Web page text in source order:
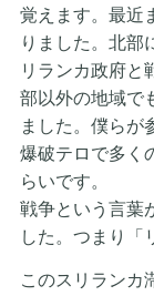
覚えます。最近
りました。北部
リランカ政府と
部以外の地域で
ました。僕らが
爆破テロで多く
らいです。
戦争という言葉
した。つまり「
このスリランカ